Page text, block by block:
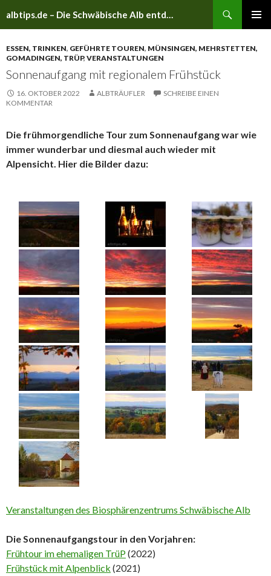
albtips.de – Die Schwäbische Alb entdecken
SPRINGEN
ESSEN, TRINKEN, GEFÜHRTE TOUREN, MÜNSINGEN, MEHRSTETTEN,
GOMADINGEN, TRÜP, VERANSTALTUNGEN
Sonnenaufgang mit regionalem Frühstück
16. OKTOBER 2022 ALBTRÄUFLER
SCHREIBE EINEN
KOMMENTAR
Die frühmorgendliche Tour zum Sonnenaufgang war wie
immer wunderbar und diesmal auch wieder mit
Alpensicht. Hier die Bilder dazu:
Veranstaltungen des Biosphärenzentrums Schwäbische Alb
Die Sonnenaufgangstour in den Vorjahren:
Frühtour im ehemaligen TrüP(2022)
Frühstück mit Alpenblick (2021)